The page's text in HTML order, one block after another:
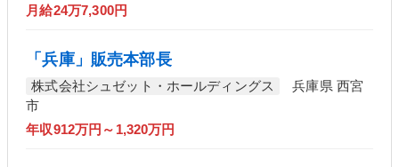
月給24万7,300円
「兵庫」販売本部長
株式会社シュゼット・ホールディングス
兵庫県 西宮
市
年収912万円～1,320万円